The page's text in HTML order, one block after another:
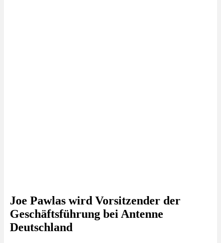
Joe Pawlas wird Vorsitzender der
Geschäftsführung bei Antenne
Deutschland